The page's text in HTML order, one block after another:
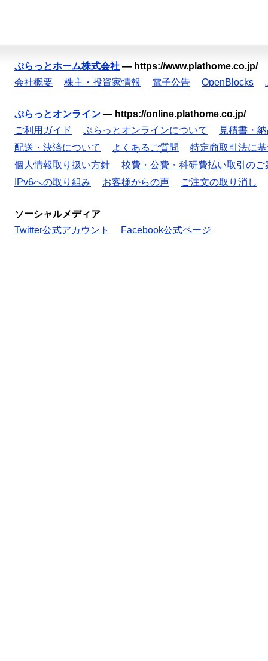
ぷらっとホーム株式会社 — https://www.plathome.co.jp/
会社概要
株主・投資家情報 電子公告 OpenBlocks
ぷらっとオンライン — https://online.plathome.co.jp/
ご利用ガイド
ぷらっとオンラインについて
見積書・
配送・決済について
よくあるご質問
特定商取引法に
個人情報取り扱い方針
校費・公費・科研費払い取引のご
IPv6への取り組み
お客様からの声 ご注文の取り消し
ソーシャルメディア
Twitter公式アカウント
Facebook公式ページ